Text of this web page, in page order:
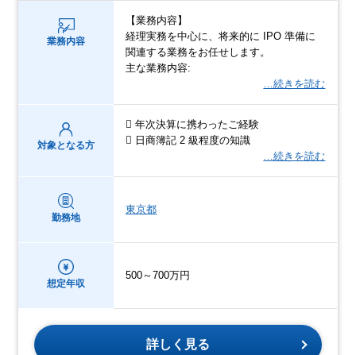
業務内容
【業務内容】
経理実務を中心に、将来的に IPO 準備に
関連する業務をお任せします。
主な業務内容:
…続きを読む
対象となる方
 年次決算に携わったご経験
 日商簿記 2 級程度の知識
…続きを読む
勤務地
東京都
想定年収
500～700万円
詳しく見る